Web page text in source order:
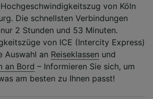
von Köln
Die schnellsten Verbindungen
2 Stunden und 53 Minuten.
von ICE (Intercity Express)
Auswahl an Reiseklassen und
an Bord – Informieren Sie sich, um
am besten zu Ihnen passt!